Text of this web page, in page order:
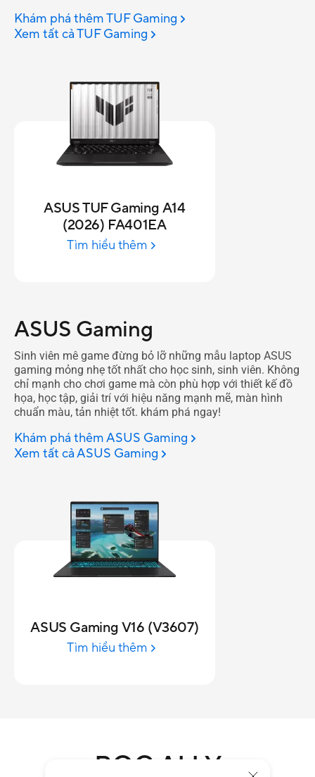
Khám phá thêm TUF Gaming
Xem tất cả TUF Gaming
ASUS TUF Gaming A14
(2026) FA401EA
Tìm hiểu thêm
ASUS Gaming
Sinh viên mê game đừng bỏ lỡ những mẫu laptop ASUS
gaming mỏng nhẹ tốt nhất cho học sinh, sinh viên. Không
chỉ mạnh cho chơi game mà còn phù hợp với thiết kế đồ
họa, học tập, giải trí với hiệu năng mạnh mẽ, màn hình
chuẩn màu, tản nhiệt tốt. khám phá ngay!
Khám phá thêm ASUS Gaming
Xem tất cả ASUS Gaming
ASUS Gaming V16 (V3607)
Tìm hiểu thêm
ROG ALLY